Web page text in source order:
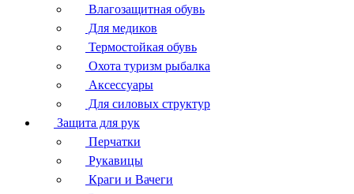
Влагозащитная обувь
Для медиков
Термостойкая обувь
Охота туризм рыбалка
Аксессуары
Для силовых структур
Защита для рук
Перчатки
Рукавицы
Краги и Вачеги